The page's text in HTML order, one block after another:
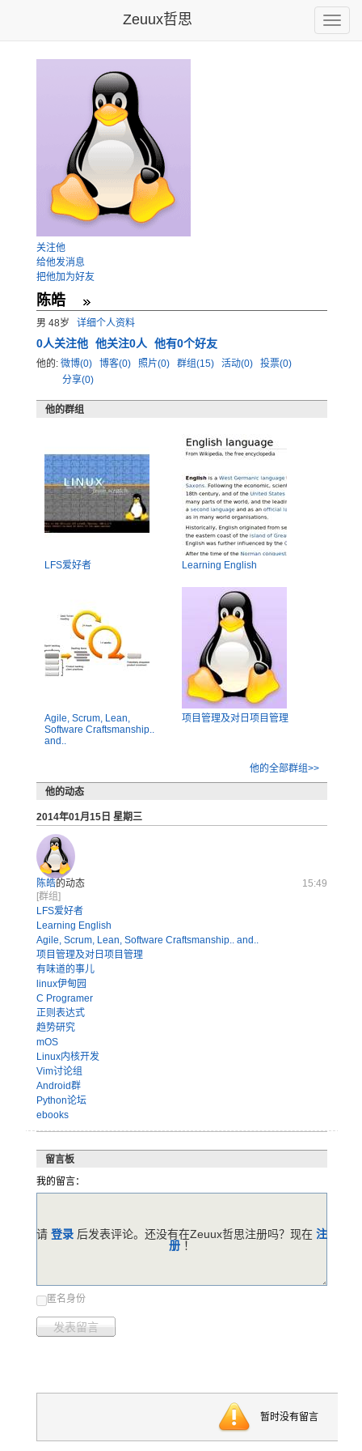
Toggle
Zeuux哲思
关注他
给他发消息
把他加为好友
陈皓
男 48岁 详细个人资料
0人关注他 他关注0人 他有0个好友
他的: 微博(0) 博客(0) 照片(0) 群组(15) 活动(0)
投票(0)
分享(0)
他的群组
LFS爱好者 Learning English
Agile, Scrum, Lean,
Software Craftsmanship..
and..
项目管理及对日项目管理
他的全部群组>>
他的动态
2014年01月15日 星期三
陈皓的动态
15:49
[群组]
LFS爱好者
Learning English
Agile, Scrum, Lean, Software Craftsmanship.. and..
项目管理及对日项目管理
有味道的事儿
linux伊甸园
C Programer
正则表达式
趋势研究
mOS
Linux内核开发
Vim讨论组
Android群
Python论坛
ebooks
留言板
我的留言：
匿名身份
发表留言
请 登录 后发表评论。还没有在Zeuux哲思注册吗？现在 注
册 ！
暂时没有留言